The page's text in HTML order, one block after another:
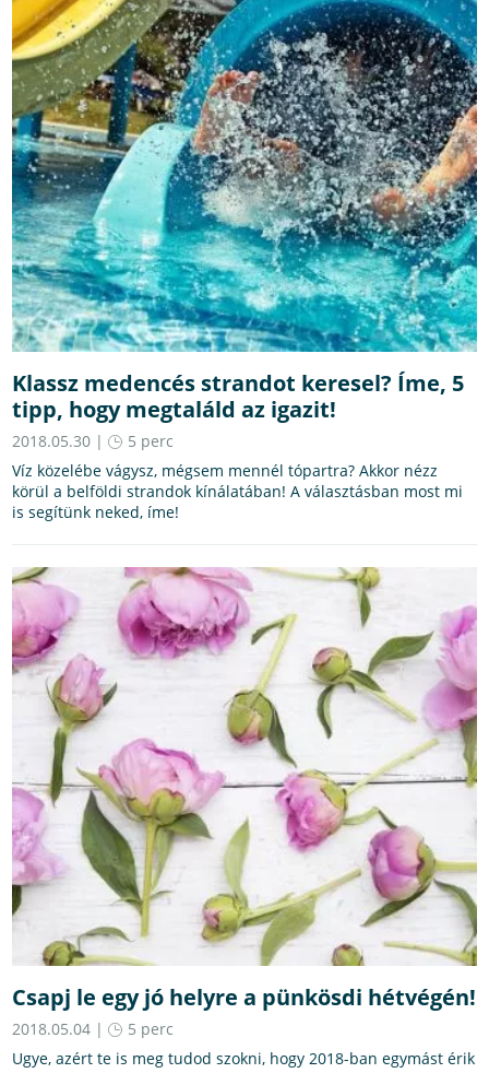
Klassz medencés strandot keresel? Íme, 5
tipp, hogy megtaláld az igazit!
2018.05.30 |
5 perc
Víz közelébe vágysz, mégsem mennél tópartra? Akkor nézz
körül a belföldi strandok kínálatában! A választásban most mi
is segítünk neked, íme!
Csapj le egy jó helyre a pünkösdi hétvégén!
2018.05.04 |
5 perc
Ugye, azért te is meg tudod szokni, hogy 2018-ban egymást érik